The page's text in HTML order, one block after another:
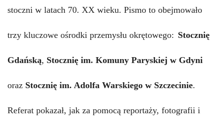
stoczni w latach 70. XX wieku. Pismo to obejmowało
trzy kluczowe ośrodki przemysłu okrętowego: Stocznię
Gdańską, Stocznię im. Komuny Paryskiej w Gdyni
oraz Stocznię im. Adolfa Warskiego w Szczecinie.
Referat pokazał, jak za pomocą reportaży, fotografii i